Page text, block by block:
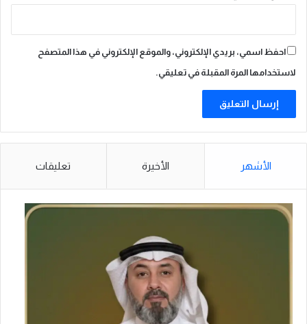
احفظ اسمي، بريدي الإلكتروني، والموقع الإلكتروني في هذا المتصفح
لاستخدامها المرة المقبلة في تعليقي.
الأشهر الأخيرة تعليقات